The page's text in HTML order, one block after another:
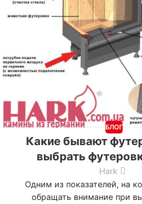
БЛОГ
Какие бывают
выбрать
Hark
Одним из показателей, на
обращать внимание при